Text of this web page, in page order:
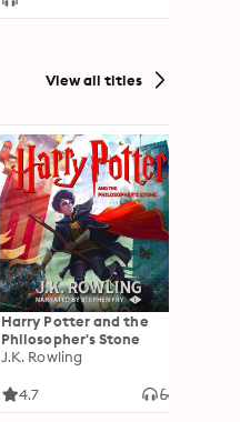
View all titles
Harry Potter and the
Philosopher's Stone
J.K. Rowling
4.7